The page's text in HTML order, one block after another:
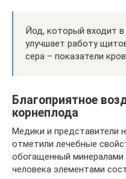
Йод, который входит в
улучшает работу
сера – показатели
Благоприятное
корнеплода
Медики и представители
отметили лечебные
обогащенный
человека элементами